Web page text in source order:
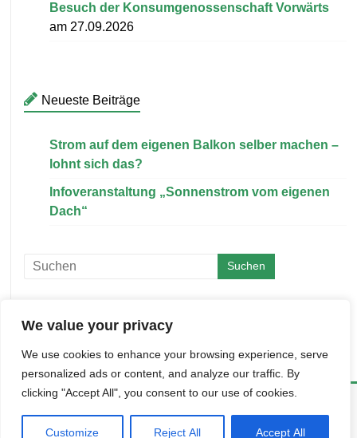
We value your privacy
We use cookies to enhance your browsing experience, serve
personalized ads or content, and analyze our traffic. By
clicking "Accept All", you consent to our use of cookies.
Customize Reject All Accept All
Besuch der Konsumgenossenschaft Vorwärts
am 27.09.2026
Neueste Beiträge
Strom auf dem eigenen Balkon selber machen –
lohnt sich das?
Infoveranstaltung „Sonnenstrom vom eigenen
Dach“
Copyright © 2026 BESG. Alle Rechte vorbehalten.
Theme:Accelerate von ThemeGrill. Powered byWordPress.